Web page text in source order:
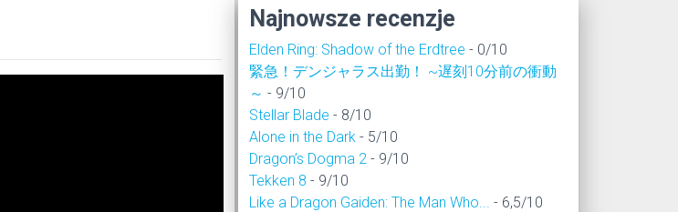
Najnowsze recenzje
Elden Ring: Shadow of the Erdtree - 0/10
緊急！デンジャラス出勤！ ~遅刻10分前の衝動
～ - 9/10
Stellar Blade - 8/10
Alone in the Dark - 5/10
Dragon’s Dogma 2 - 9/10
Tekken 8 - 9/10
Like a Dragon Gaiden: The Man Who... - 6,5/10